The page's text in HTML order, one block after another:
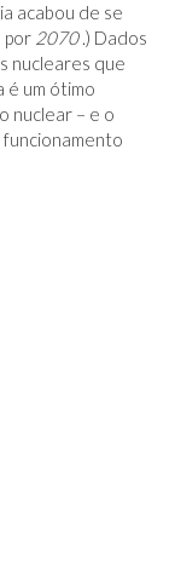
acabou de se
por 2070.) Dados
nucleares que
é um ótimo
nuclear – e o
funcionamento